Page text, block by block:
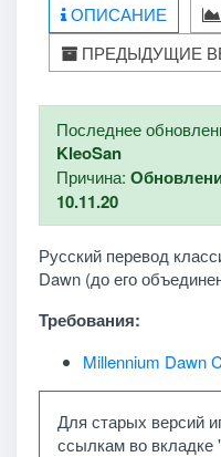
ОПИСАНИЕ
ПРЕДЫДУЩИЕ
Последнее
KleoSan
Причина:
10.11.20
Русский перевод
Dawn (до его
Требования:
Millennium Dawn
Для старых версий
ссылкам во